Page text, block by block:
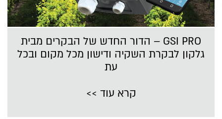
GSI PRO – הדור החדש של הבקרים מבית
גלקון לבקרת השקיה ודישון מכל מקום ובכל
עת
קרא עוד >>